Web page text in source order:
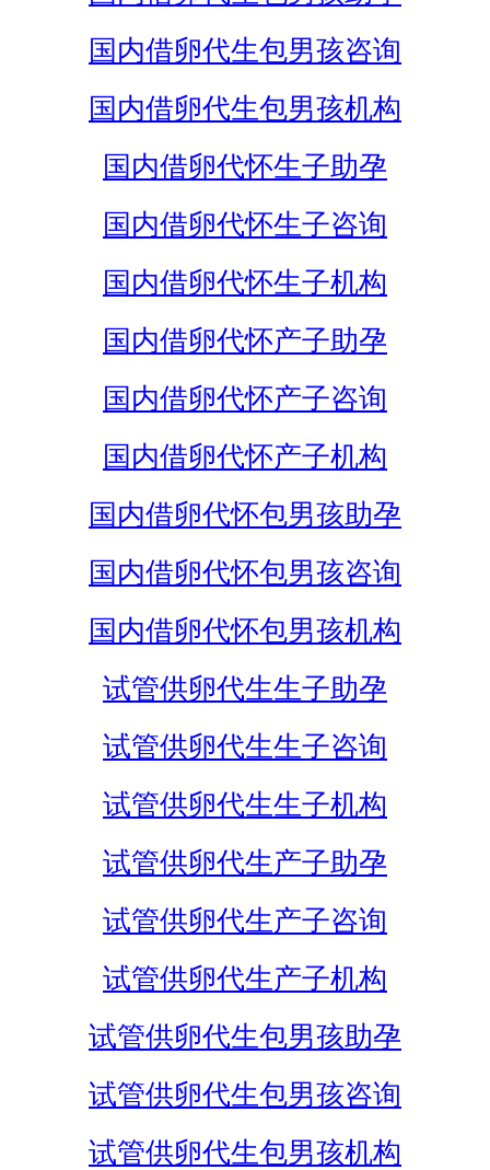
国内借卵代生包男孩咨询
国内借卵代生包男孩机构
国内借卵代怀生子助孕
国内借卵代怀生子咨询
国内借卵代怀生子机构
国内借卵代怀产子助孕
国内借卵代怀产子咨询
国内借卵代怀产子机构
国内借卵代怀包男孩助孕
国内借卵代怀包男孩咨询
国内借卵代怀包男孩机构
试管供卵代生生子助孕
试管供卵代生生子咨询
试管供卵代生生子机构
试管供卵代生产子助孕
试管供卵代生产子咨询
试管供卵代生产子机构
试管供卵代生包男孩助孕
试管供卵代生包男孩咨询
试管供卵代生包男孩机构